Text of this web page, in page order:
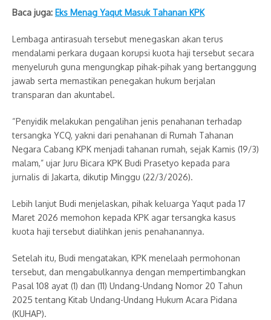
Baca juga: Eks Menag Yaqut Masuk Tahanan KPK
Lembaga antirasuah tersebut menegaskan akan terus
mendalami perkara dugaan korupsi kuota haji tersebut secara
menyeluruh guna mengungkap pihak-pihak yang bertanggung
jawab serta memastikan penegakan hukum berjalan
transparan dan akuntabel.
“Penyidik melakukan pengalihan jenis penahanan terhadap
tersangka YCQ, yakni dari penahanan di Rumah Tahanan
Negara Cabang KPK menjadi tahanan rumah, sejak Kamis (19/3)
malam,” ujar Juru Bicara KPK Budi Prasetyo kepada para
jurnalis di Jakarta, dikutip Minggu (22/3/2026).
Lebih lanjut Budi menjelaskan, pihak keluarga Yaqut pada 17
Maret 2026 memohon kepada KPK agar tersangka kasus
kuota haji tersebut dialihkan jenis penahanannya.
Setelah itu, Budi mengatakan, KPK menelaah permohonan
tersebut, dan mengabulkannya dengan mempertimbangkan
Pasal 108 ayat (1) dan (11) Undang-Undang Nomor 20 Tahun
2025 tentang Kitab Undang-Undang Hukum Acara Pidana
(KUHAP).